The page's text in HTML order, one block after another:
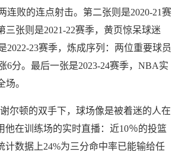
败的连点射击。第二张则是2020-21赛
张则是2021-22赛季，黄页惊呆球迷
23赛季，炼成序列：两位重要球员
分。最后一张是2023-24赛季，NBA实
。
尔顿的双手下，球场像是被着迷的人在
在训练场的实时直播：近10％的投篮
数据上24%为三分命中率已能输给任